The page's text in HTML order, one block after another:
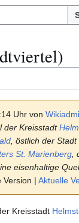
Uhr von
der Kreisstadt
, östlich der Stadt
St. Marienberg
eisenhaltige
| Aktuelle
Kreisstadt